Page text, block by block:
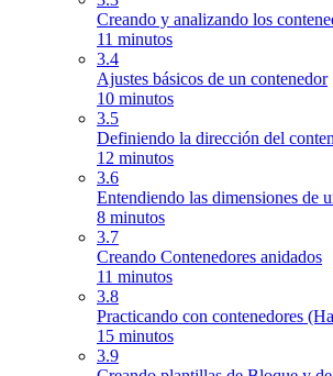
Creando y analizando los
11 minutos
3.4
Ajustes básicos de un contenedor
10 minutos
3.5
Definiendo la dirección del
12 minutos
3.6
Entendiendo las dimensiones de
8 minutos
3.7
Creando Contenedores anidados
11 minutos
3.8
Practicando con contenedores
15 minutos
3.9